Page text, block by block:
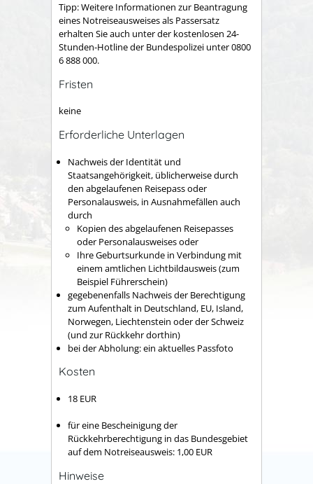
Tipp:Weitere Informationen zur Beantragung
eines Notreiseausweises als Passersatz
erhalten Sie auch unter der kostenlosen 24-
Stunden-Hotline der Bundespolizei unter 0800
6 888 000.
Fristen
keine
Erforderliche Unterlagen
Nachweis der Identität und
Staatsangehörigkeit, üblicherweise durch
den abgelaufenen Reisepass oder
Personalausweis, in Ausnahmefällen auch
durch
Kopien des abgelaufenen Reisepasses
oder Personalausweises oder
Ihre Geburtsurkunde in Verbindung mit
einem amtlichen Lichtbildausweis (zum
Beispiel Führerschein)
gegebenenfalls Nachweis der Berechtigung
zum Aufenthalt in Deutschland, EU, Island,
Norwegen, Liechtenstein oder der Schweiz
(und zur Rückkehr dorthin)
bei der Abholung: ein aktuelles Passfoto
Kosten
18 EUR
für eine Bescheinigung der
Rückkehrberechtigung in das Bundesgebiet
auf dem Notreiseausweis: 1,00 EUR
Hinweise